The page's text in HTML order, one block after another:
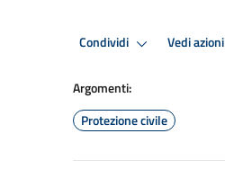
Condividi Vedi azioni
Argomenti:
Protezione civile